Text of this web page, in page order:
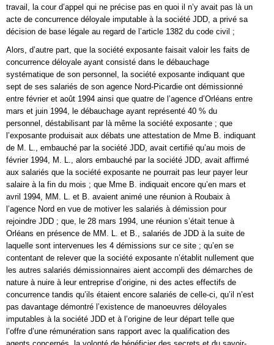
travail, la cour d’appel qui ne précise pas en quoi il n’y avait pas là un
acte de concurrence déloyale imputable à la société JDD, a privé sa
décision de base légale au regard de l’article 1382 du code civil ;
Alors, d’autre part, que la société exposante faisait valoir les faits de
concurrence déloyale ayant consisté dans le débauchage
systématique de son personnel, la société exposante indiquant que
sept de ses salariés de son agence Nord-Picardie ont démissionné
entre février et août 1994 ainsi que quatre de l’agence d’Orléans entre
mars et juin 1994, le débauchage ayant représenté 40 % du
personnel, déstabilisant par là même la société exposante ; que
l’exposante produisait aux débats une attestation de Mme B. indiquant
de M. L., embauché par la société JDD, avait certifié qu’au mois de
février 1994, M. L., alors embauché par la société JDD, avait affirmé
aux salariés que la société exposante ne pourrait pas leur payer leur
salaire à la fin du mois ; que Mme B. indiquait encore qu’en mars et
avril 1994, MM. L. et B. avaient animé une réunion à Roubaix à
l’agence Nord en vue de motiver les salariés à démission pour
rejoindre JDD ; que, le 28 mars 1994, une réunion s’était tenue à
Orléans en présence de MM. L. et B., salariés de JDD à la suite de
laquelle sont intervenues les 4 démissions sur ce site ; qu’en se
contentant de relever que la société exposante n’établit nullement que
les autres salariés démissionnaires aient accompli des démarches de
nature à nuire à leur entreprise d’origine, ni des actes effectifs de
concurrence tandis qu’ils étaient encore salariés de celle-ci, qu’il n’est
pas davantage démontré l’existence de manoeuvres déloyales
imputables à la société JDD et à l’origine de leur départ telle que
l’offre d’une rémunération sans rapport avec la qualification des